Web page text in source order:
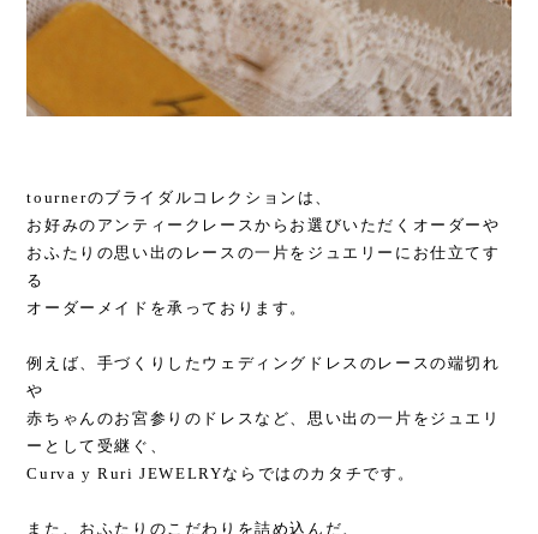
tournerのブライダルコレクションは、
お好みのアンティークレースからお選びいただくオーダーや
おふたりの思い出のレースの一片をジュエリーにお仕立てす
る
オーダーメイドを承っております。
例えば、手づくりしたウェディングドレスのレースの端切れ
や
赤ちゃんのお宮参りのドレスなど、思い出の一片をジュエリ
ーとして受継ぐ、
Curva y Ruri JEWELRYならではのカタチです。
また、おふたりのこだわりを詰め込んだ、